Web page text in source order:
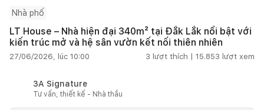
Nhà phố
LT House – Nhà hiện đại 340m² tại Đắk Lắk nổi bật với
kiến trúc mở và hệ sân vườn kết nối thiên nhiên
27/06/2026, lúc 10:00 3 lượt thích | 15.853 lượt xem
3A Signature
Tư vấn, thiết kế - Nhà thầu